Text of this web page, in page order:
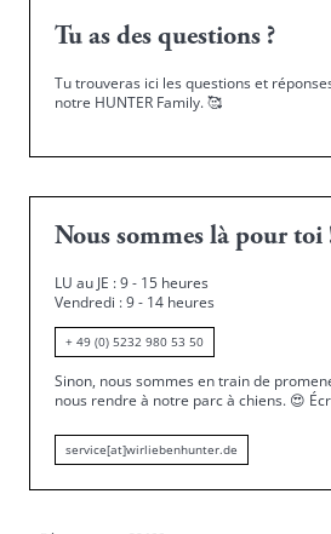
Tu as des questions ?
Tu trouveras ici les questions et
notre HUNTER Family.🥰
Nous sommes là pour toi
LU au JE : 9 - 15 heures
Vendredi : 9 - 14 heures
+ 49 (0) 5232 980 53 50
Sinon, nous sommes en train de
nous rendre à notre parc à chiens. 😍
service[at]wirliebenhunter.de